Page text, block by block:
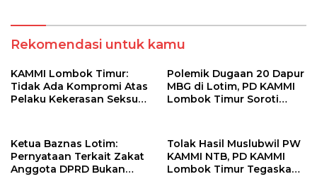
Rekomendasi untuk kamu
KAMMI Lombok Timur:
Tidak Ada Kompromi Atas
Pelaku Kekerasan Seksual,
Polemik Dugaan 20 Dapur
MBG di Lotim, PD KAMMI
Lombok Timur Soroti
Ketua Baznas Lotim:
Pernyataan Terkait Zakat
Anggota DPRD Bukan
Tolak Hasil Muslubwil PW
KAMMI NTB, PD KAMMI
Lombok Timur Tegaskan